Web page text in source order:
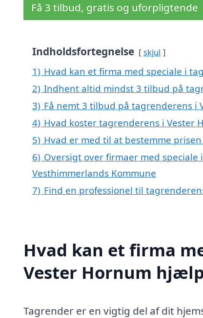
Få 3 tilbud, gratis og uforpligtende
Indholdsfortegnelse skjul
1) Hvad kan et firma med speciale i
2) Indhent altid mindst 3 tilbud på
3) Få nemt 3 tilbud på tagrenderens i
4) Hvad koster tagrenderens i Vester
5) Hvad er med til at bestemme
6) Oversigt over firmaer med
Vesthimmerlands Kommune
7) Find en professionel til
Hvad kan et firma
Vester Hornum
Tagrender er en vigtig del af dit